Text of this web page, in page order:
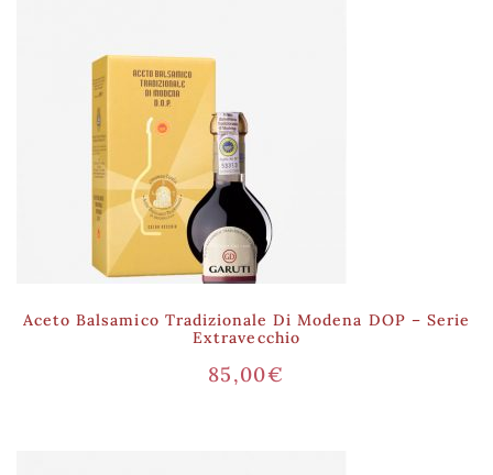
Aceto Balsamico Tradizionale Di Modena DOP – Serie
Extravecchio
85,00€